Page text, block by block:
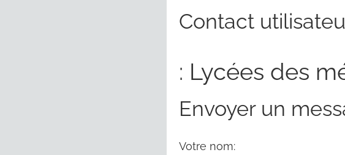
Contact
: Lycées des
Envoyer un
Votre nom: